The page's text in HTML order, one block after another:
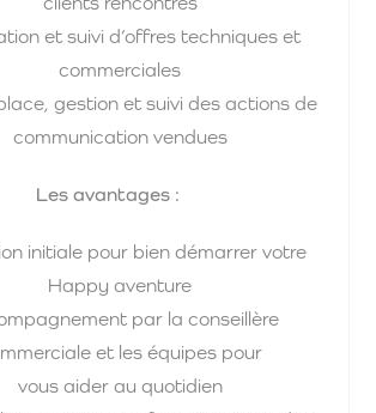
et suivi d’offres techniques et
commerciales
gestion et suivi des actions de
communication vendues
Les avantages :
initiale pour bien démarrer votre
Happy aventure
par la conseillère
et les équipes pour
vous aider au quotidien